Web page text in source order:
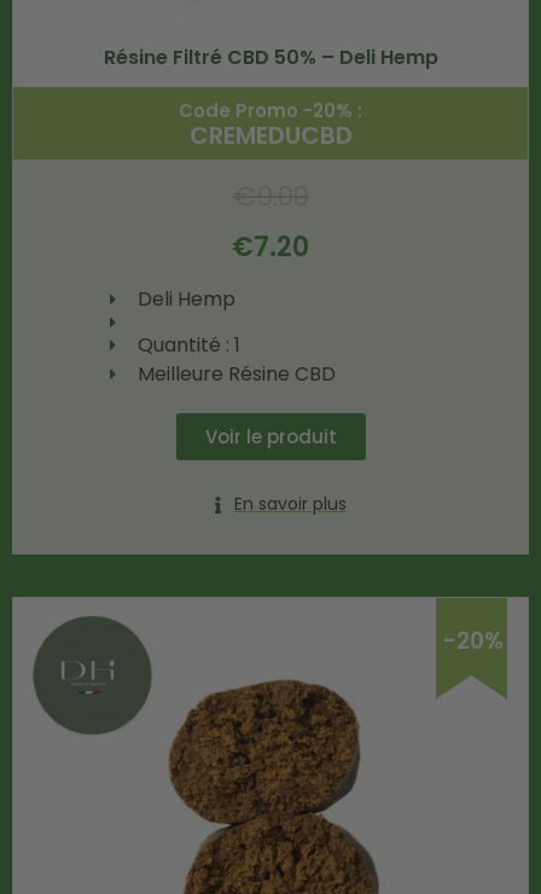
Résine Filtré CBD 50% – Deli Hemp
Code Promo -20% :
CREMEDUCBD
€7.20
Deli Hemp
Quantité : 1
Meilleure Résine CBD
Voir le produit
En savoir plus
-20%